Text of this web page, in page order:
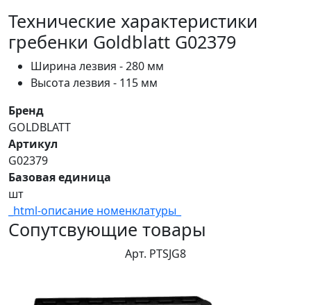
Технические характеристики
гребенки Goldblatt G02379
Ширина лезвия - 280 мм
Высота лезвия - 115 мм
Бренд
GOLDBLATT
Артикул
G02379
Базовая единица
шт
_html-описание номенклатуры_
Сопутсвующие товары
Арт. PTSJG8